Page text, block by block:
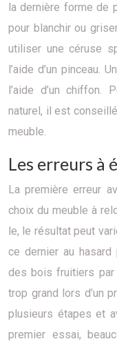
la dernière forme de
pour blanchir ou
utiliser une céruse
l’aide d’un pinceau.
l’aide d’un chiffon.
naturel, il est
meuble.
Les erreurs à
La première erreur
choix du meuble à
le, le résultat peut
ce dernier au
des bois fruitiers
trop grand lors d’un
plusieurs étapes et
premier essai,